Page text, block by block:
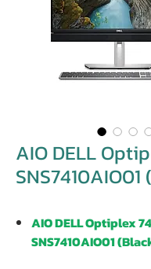
AIO DELL
AIO DELL Optiplex
SNS7410AIO01